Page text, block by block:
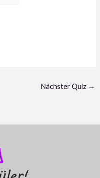
Nächster Quiz →